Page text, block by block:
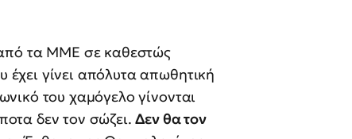
τα ΜΜΕ σε καθεστώς
γίνει απόλυτα απωθητική
του χαμόγελο γίνονται
δεν τον σώζει.Δεν θα τον